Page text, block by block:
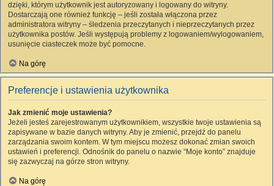
dzięki, którym użytkownik jest autoryzowany i logowany do witryny.
Dostarczają one również funkcję – jeśli została włączona przez
administratora witryny – śledzenia przeczytanych i nieprzeczytanych przez
użytkownika postów. Jeśli występują problemy z logowaniem/wylogowaniem,
usunięcie ciasteczek może być pomocne.
Na górę
Preferencje i ustawienia użytkownika
Jak zmienić moje ustawienia?
Jeżeli jesteś zarejestrowanym użytkownikiem, wszystkie twoje ustawienia są
zapisywane w bazie danych witryny. Aby je zmienić, przejdź do panelu
zarządzania swoim kontem. W tym miejscu możesz dokonać zmian swoich
ustawień i preferencji. Odnośnik do panelu o nazwie “Moje konto” znajduje
się zazwyczaj na górze stron witryny.
Na górę